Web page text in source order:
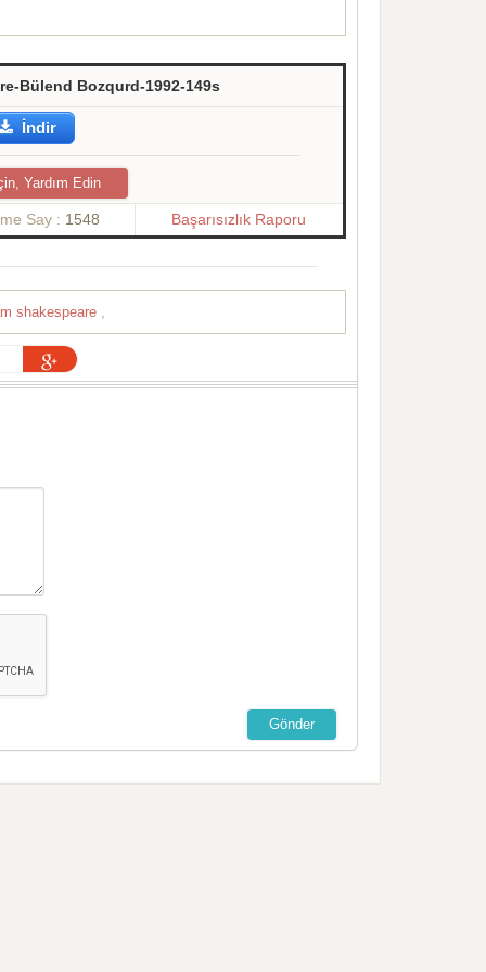
Bülend Bozqurd-1992-149s
İndir
Yardım Edin
Say : 1548 Başarısızlık Raporu
shakespeare